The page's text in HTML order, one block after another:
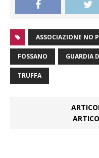
ASSOCIAZIONE NO
FOSSANO GUARDIA
TRUFFA